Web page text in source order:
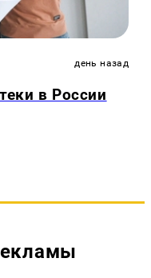
день назад
в России